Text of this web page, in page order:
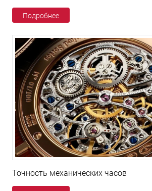
Подробнее
Точность механических часов